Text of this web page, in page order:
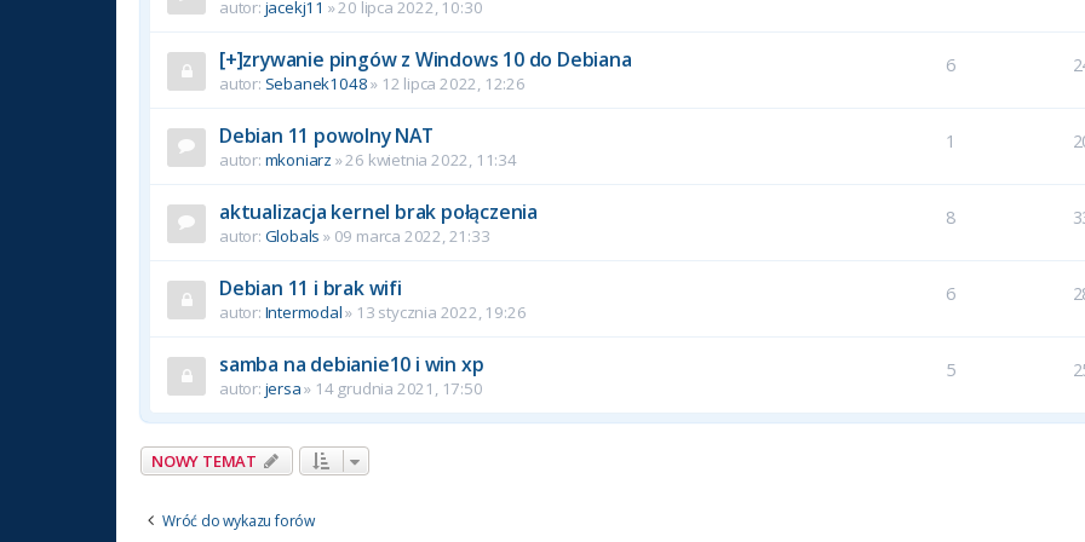
autor: jacekj11 » 20 lipca 2022, 10:30
[+]zrywanie pingów z Windows 10 do Debiana
autor: Sebanek1048» 12 lipca 2022, 12:26
6
Debian 11 powolny NAT
autor: mkoniarz » 26 kwietnia 2022, 11:34
1
aktualizacja kernel brak połączenia
autor: Globals » 09 marca 2022, 21:33
8
Debian 11 i brak wifi
autor: Intermodal» 13 stycznia 2022, 19:26
6
samba na debianie10 i win xp
autor: jersa» 14 grudnia 2021, 17:50
5
NOWY TEMAT
Wróć do wykazu forów